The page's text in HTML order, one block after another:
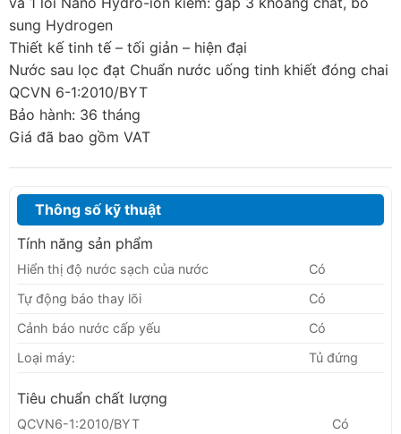
sung Hydrogen
Thiết kế tinh tế – tối giản – hiện đại
Nước sau lọc đạt Chuẩn nước uống tinh khiết đóng chai
QCVN 6-1:2010/BYT
Bảo hành: 36 tháng
Giá đã bao gồm VAT
Thông số kỹ thuật
Tính năng sản phẩm
Hiển thị độ nước sạch của nước
Có
Tự động báo thay lõi
Có
Cảnh báo nước cấp yếu
Có
Loại máy:
Tủ đứng
Tiêu chuẩn chất lượng
QCVN6-1:2010/BYT
Có